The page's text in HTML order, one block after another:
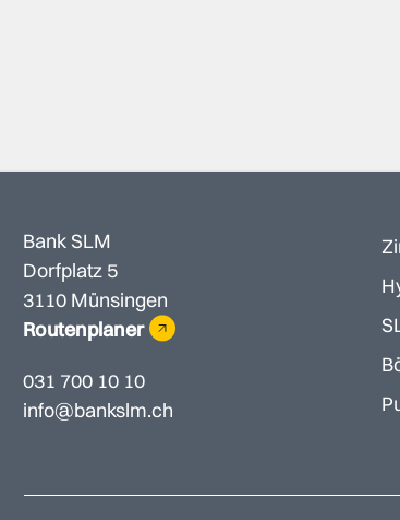
Bank SLM
Dorfplatz 5
3110 Münsingen
Routenplaner
031 700 10 10
info@bankslm.ch